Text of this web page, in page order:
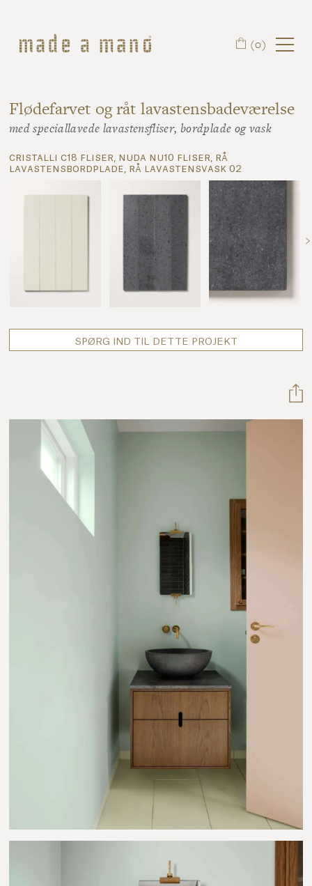
(0)
Flødefarvet og råt lavastensbadeværelse
med speciallavede lavastensfliser, bordplade og vask
cristalli c18 fliser, nuda nu10 fliser, rå
lavastensbordplade, rå lavastensvask 02
SPØRG IND TIL DETTE PROJEKT